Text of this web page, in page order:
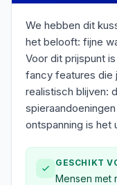
We hebben dit
het belooft: fijne
Voor dit prijspunt
fancy features die
realistisch blijven:
ontspanning is het
GESCHIKT
Mensen met